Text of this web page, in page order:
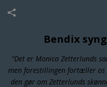
Bendix
“Det er Monica Zetterlunds
men forestillingen fortæller os
den gør om Zetterlunds